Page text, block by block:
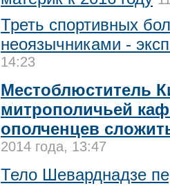
Треть спортивных
неоязычниками -
14:23
Местоблюститель
митрополичьей
ополченцев
2014 года, 13:47
Тело Шеварднадзе